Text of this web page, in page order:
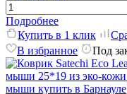
Подробнее
Купить в 1 клик
В избранное
Под